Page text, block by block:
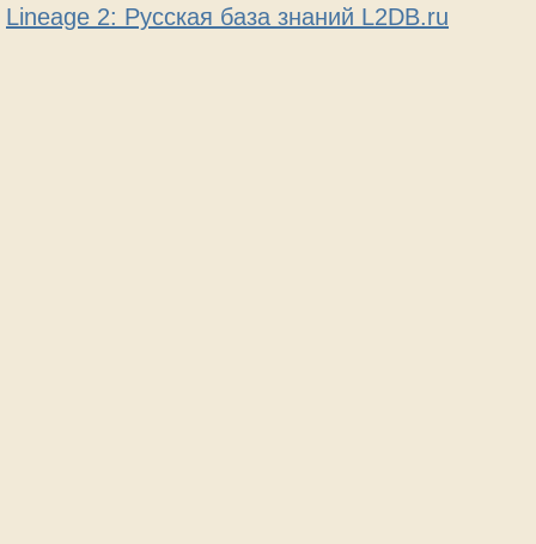
Lineage 2: Русская база знаний L2DB.ru